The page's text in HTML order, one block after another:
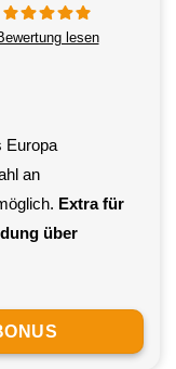
Europa
an
Extra für
über
lesen